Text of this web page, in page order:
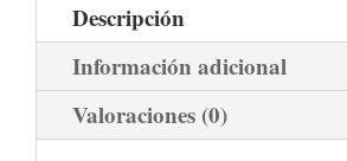
Descripción
Información adicional
Valoraciones (0)